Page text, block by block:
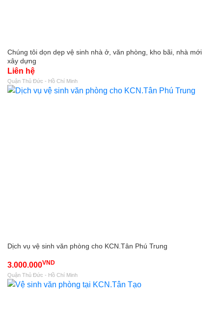
Chúng tôi dọn dẹp vệ sinh nhà ở, văn phòng, kho bãi, nhà mới
xây dựng
Liên hệ
Quận Thủ Đức - Hồ Chí Minh
Dịch vụ vệ sinh văn phòng cho KCN.Tân Phú Trung
3.000.000VND
Quận Thủ Đức - Hồ Chí Minh